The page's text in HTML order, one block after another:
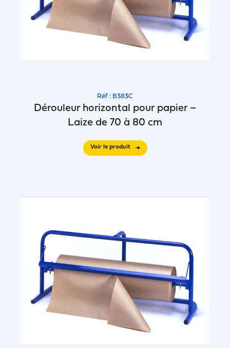
Réf : B383C
Dérouleur horizontal pour papier –
Laize de 70 à 80 cm
Voir le produit